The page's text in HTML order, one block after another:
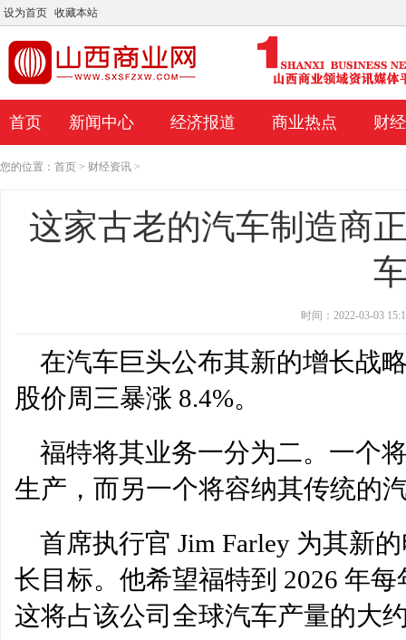
设为首页 收藏本站
首页 新闻中心 经济报道 商业热点 财
您的位置： 首页 > 财经资讯 >
这家古老的汽车制造商
时间：2022-03-03
在汽车巨头公布其新的增长战
股价周三暴涨 8.4%。
福特将其业务一分为二。一个
生产，而另一个将容纳其传统的
首席执行官 Jim Farley 为其新
长目标。他希望福特到 2026 年
这将占该公司全球汽车产量的大
家古老的汽车制造商正在加大力度进军电动